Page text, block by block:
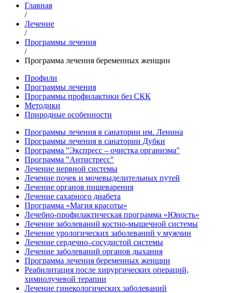
Главная
/
Лечение
/
Программы лечения
/
Программа лечения беременных женщин
Профили
Программы лечения
Программы профилактики без СКК
Методики
Природные особенности
Программы лечения в санатории им. Ленина
Программы лечения в санатории Дубки
Программа "Экспресс – очистка организма"
Программа "Антистресс"
Лечение нервной системы
Лечение почек и мочевыделительных путей
Лечение органов пищеварения
Лечение сахарного диабета
Программа «Магия красоты»
Лечебно-профилактическая программа «Юность»
Лечение заболеваний костно-мышечной системы
Лечение урологических заболеваний у мужчин
Лечение сердечно–сосудистой системы
Лечение заболеваний органов дыхания
Программа лечения беременных женщин
Реабилитация после хирургических операций,
химиолучевой терапии
Лечение гинекологических заболеваний